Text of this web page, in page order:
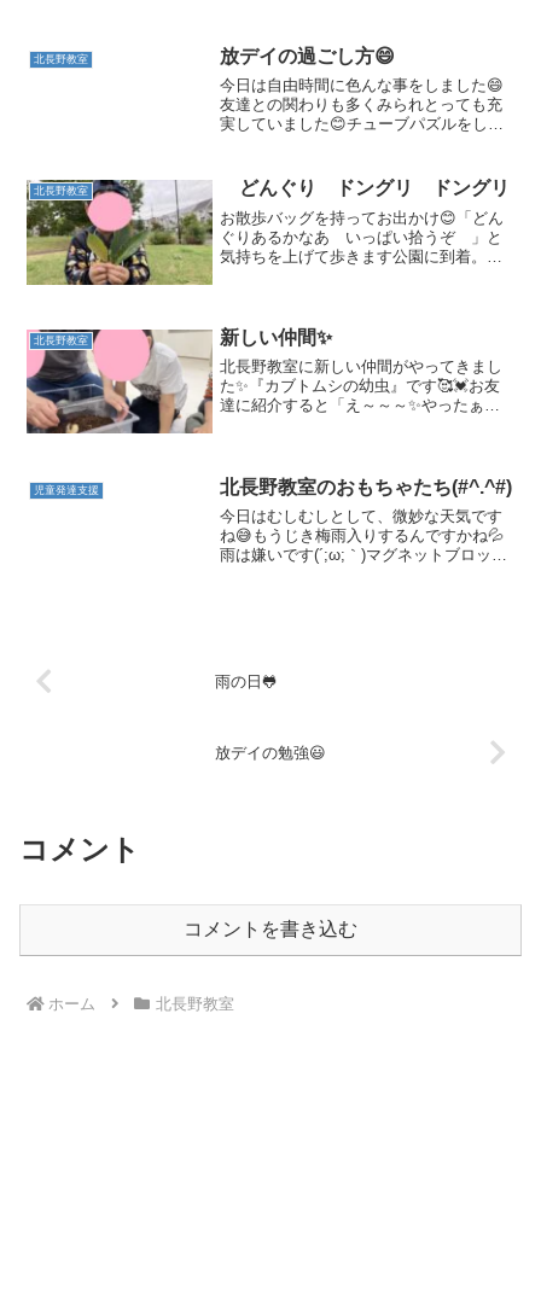
北長野教室 放デイの過ごし方😄
今日は自由時間に色んな事をしました😄
友達との関わりも多くみられとっても充
実していました😊チューブパズルをして
いて完成度の高さにスタッフはびっくり
でした😃さすがです😁怪盗...
北長野教室 どんぐり ドングリ ドングリ
お散歩バッグを持ってお出かけ😊「どん
ぐりあるかなあ いっぱい拾うぞ 」と
気持ちを上げて歩きます公園に到着。早
にどんどん入る どんぐり...
北長野教室 新しい仲間✨
北長野教室に新しい仲間がやってきまし
た✨『カブトムシの幼虫』です🥰💓お友
達に紹介すると「え～～～✨やったぁ
カブトムシになるまで観察し...
児童発達支援 北長野教室のおもちゃたち(#^.^#)
今日はむしむしとして、微妙な天気です
ね😅もうじき梅雨入りするんですかね💦
雨は嫌いです(´;ω;｀)マグネットブロック
雨の日🐸
放デイの勉強😃
コメント
コメントを書き込む
ホーム 北長野教室